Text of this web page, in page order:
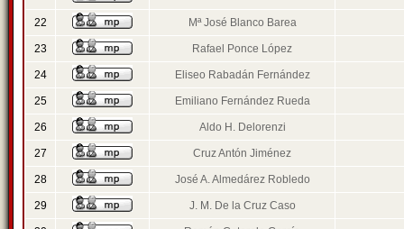
22 Mª José Blanco Barea
23 Rafael Ponce López
24 Eliseo Rabadán Fernández
25 Emiliano Fernández Rueda
26 Aldo H. Delorenzi
27 Cruz Antón Jiménez
28 José A. Almedárez Robledo
29 J. M. De la Cruz Caso